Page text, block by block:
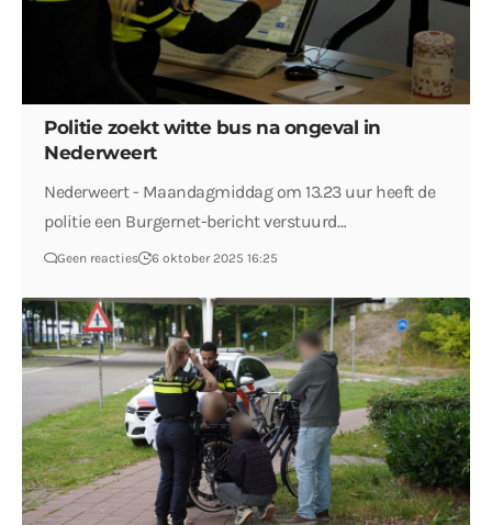
Politie zoekt witte bus na ongeval in
Nederweert
Nederweert - Maandagmiddag om 13.23 uur heeft de
politie een Burgernet-bericht verstuurd…
Geen reacties 6 oktober 2025 16:25